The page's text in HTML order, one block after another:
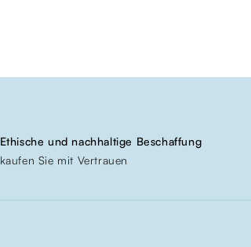
Ethische und nachhaltige Beschaffung
kaufen Sie mit Vertrauen